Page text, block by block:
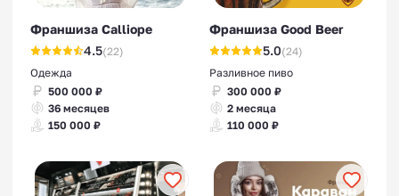
Франшиза Calliope
4.5(22)
Одежда
500 000 ₽
36 месяцев
150 000 ₽
Франшиза Good Beer
5.0(24)
Разливное пиво
300 000 ₽
2 месяца
110 000 ₽